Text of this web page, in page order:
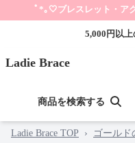
ﾟ*｡🤍ブレスレット・ア
5,000円以上
Ladie Brace
商品を検索する
Ladie Brace TOP › ゴールド